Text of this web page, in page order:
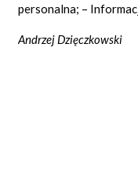
personalna; –
Andrzej Dzięczkowski